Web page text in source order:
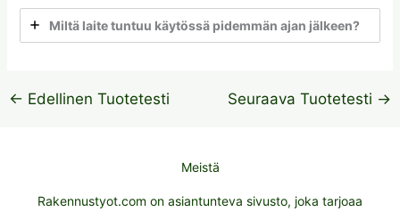
Miltä laite tuntuu käytössä pidemmän ajan jälkeen?
← Edellinen Tuotetesti Seuraava Tuotetesti →
Meistä
Rakennustyot.com on asiantunteva sivusto, joka tarjoaa